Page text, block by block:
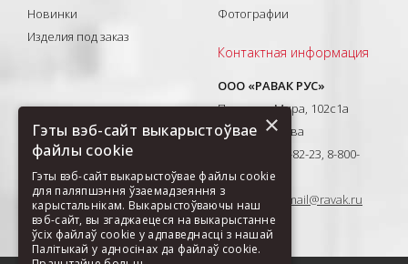
Новинки
Изделия под заказ
Фотографии
Контактная информация
ООО «РАВАК РУС»
Проспект Мира, 102с1а
129626, Москва
T: +7(495) 710-82-23, 8-800-
333-41-51
E-mail:ravak-mail@ravak.ru
×
Гэты вэб-сайт выкарыстоўвае
файлы cookie
Гэты вэб-сайт выкарыстоўвае файлы cookie
для паляпшэння ўзаемадзеяння з
карыстальнікам. Выкарыстоўваючы наш
вэб-сайт, вы згаджаецеся на выкарыстанне
ўсіх файлаў cookie у адпаведнасці з нашай
Палітыкай у адносінах да файлаў cookie.